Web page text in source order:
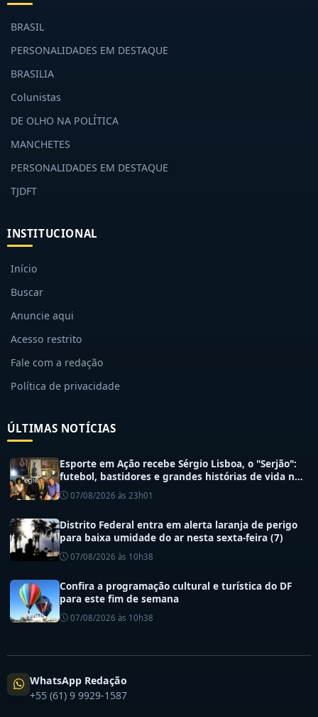
BRASIL
PERSONALIDADES EM DESTAQUE
BRASILIA
Colunistas
DE OLHO NA POLÍTICA
MANCHETES
PERSONALIDADES EM DESTAQUE
TJDFT
INSTITUCIONAL
Início
Buscar
Anuncie aqui
Acesso restrito
Fale com a redação
Política de privacidade
ÚLTIMAS NOTÍCIAS
Esporte em Ação recebe Sérgio Lisboa, o "Serjão":
futebol, bastidores e grandes histórias de vida no
esporte
07/08/2026 às 23h01
Distrito Federal entra em alerta laranja de perigo
para baixa umidade do ar nesta sexta-feira (7)
07/08/2026 às 10h38
Confira a programação cultural e turística do DF
para este fim de semana
07/08/2026 às 10h38
WhatsApp Redação
+55 (61) 9 9929-1587